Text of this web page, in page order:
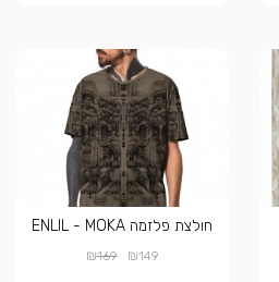
חולצת פלזמה ENLIL - MOKA
₪149
₪169